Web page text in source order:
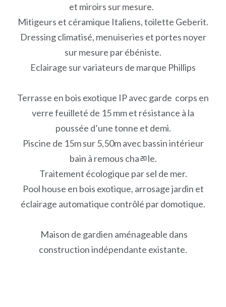
et miroirs sur mesure.
Mitigeurs et céramique Italiens, toilette Geberit.
Dressing climatisé, menuiseries et portes noyer
sur mesure par ébéniste.
Eclairage sur variateurs de marque Phillips
Terrasse en bois exotique IP avec garde corps en
verre feuilleté de 15 mm et résistance à la
poussée d’une tonne et demi.
Piscine de 15m sur 5,50m avec bassin intérieur
bain à remous chaﾫle.
Traitement écologique par sel de mer.
Pool house en bois exotique, arrosage jardin et
éclairage automatique contrôlé par domotique.
Maison de gardien aménageable dans
construction indépendante existante.